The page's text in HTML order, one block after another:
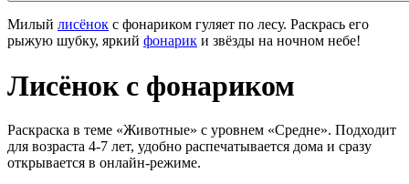
Милый лисёнок с фонариком гуляет по лесу. Раскрась его
рыжую шубку, яркий фонарик и звёзды на ночном небе!
Лисёнок с фонариком
Раскраска в теме «Животные» с уровнем «Средне». Подходит
для возраста 4-7 лет, удобно распечатывается дома и сразу
открывается в онлайн-режиме.